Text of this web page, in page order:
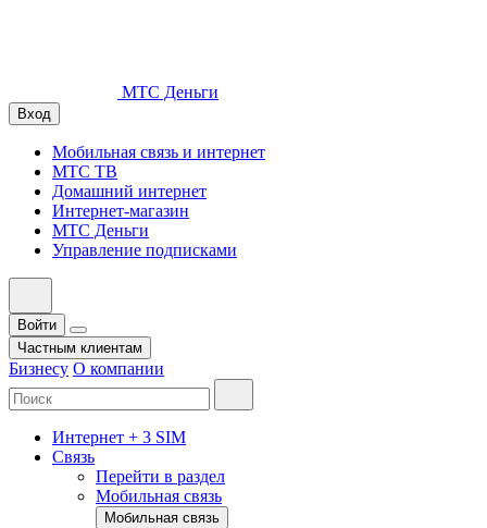
МТС Деньги
Вход
Мобильная связь и интернет
МТС ТВ
Домашний интернет
Интернет-магазин
МТС Деньги
Управление подписками
Войти
Частным клиентам
Бизнесу О компании
Интернет + 3 SIM
Связь
Перейти в раздел
Мобильная связь
Мобильная связь